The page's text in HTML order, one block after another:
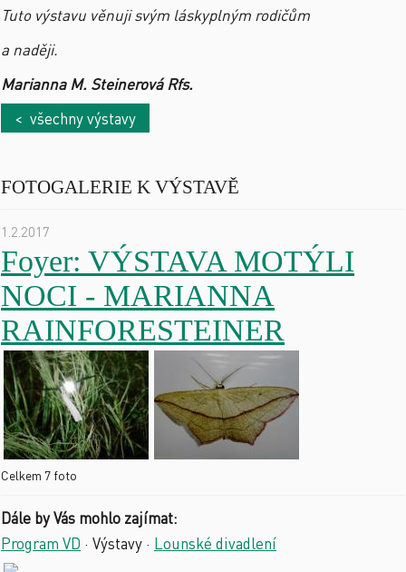
Tuto výstavu věnuji svým láskyplným rodičům
a naději.
Marianna M. Steinerová Rfs.
< všechny výstavy
FOTOGALERIE K VÝSTAVĚ
1.2.2017
Foyer: VÝSTAVA MOTÝLI
NOCI - MARIANNA
RAINFORESTEINER
Celkem 7 foto
Dále by Vás mohlo zajímat:
Program VD · Výstavy · Lounské divadlení